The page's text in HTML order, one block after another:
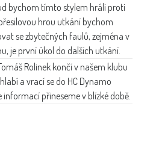
bychom tímto stylem hráli proti
hrou utkání bychom
se zbytečných faulů, zejména v
je první úkol do dalších utkání.
Rolinek končí v našem klubu
a vrací se do HC Dynamo
informací přineseme v blízké době.